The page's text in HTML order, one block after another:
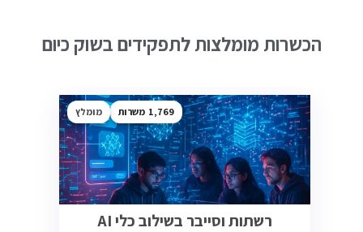
הכשרות מומלצות לתפקידים בשוק כיום
1,769 מומלץ
רשתות וסייבר בשילוב כלי AI